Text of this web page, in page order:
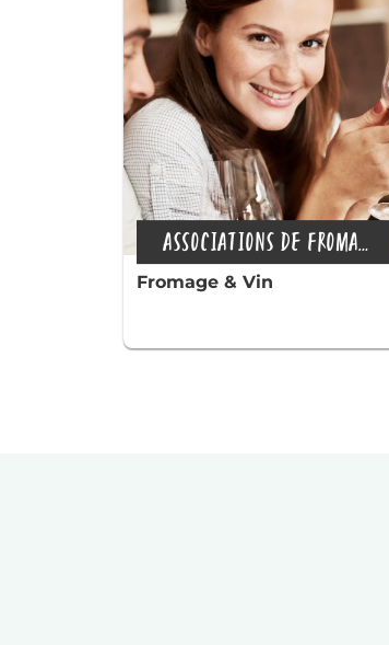
ASSOCIATIONS DE FROMAGE
Fromage & Vin